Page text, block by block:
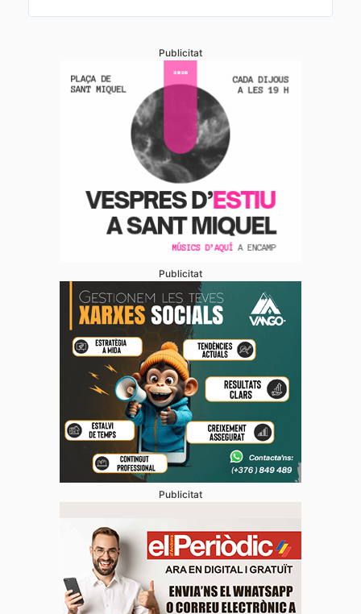
Publicitat
Publicitat
Publicitat